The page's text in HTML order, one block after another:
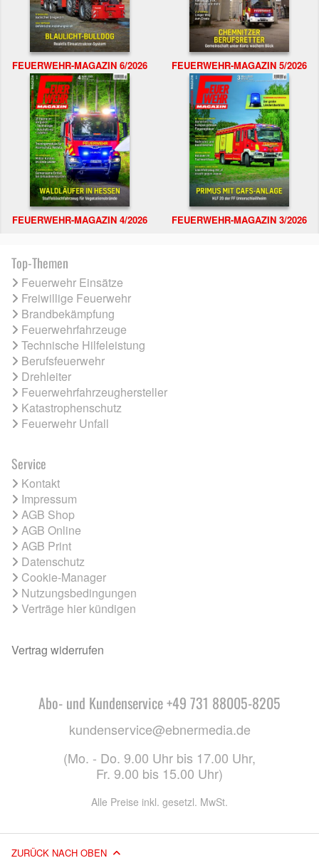
FEUERWEHR-MAGAZIN 6/2026 FEUERWEHR-MAGAZIN 5/2026
FEUERWEHR-MAGAZIN 4/2026 FEUERWEHR-MAGAZIN 3/2026
Top-Themen
Feuerwehr Einsätze
Freiwillige Feuerwehr
Brandbekämpfung
Feuerwehrfahrzeuge
Technische Hilfeleistung
Berufsfeuerwehr
Drehleiter
Feuerwehrfahrzeughersteller
Katastrophenschutz
Feuerwehr Unfall
Service
Kontakt
Impressum
AGB Shop
AGB Online
AGB Print
Datenschutz
Cookie-Manager
Nutzungsbedingungen
Verträge hier kündigen
Vertrag widerrufen
Abo- und Kundenservice +49 731 88005-8205
kundenservice@ebnermedia.de
(Mo. - Do. 9.00 Uhr bis 17.00 Uhr,
Fr. 9.00 bis 15.00 Uhr)
Alle Preise inkl. gesetzl. MwSt.
ZURÜCK NACH OBEN